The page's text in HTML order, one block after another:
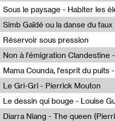
Kanal103
Nastassja Martin
Pierrick Mouton,Simb Gaïdé
Réservoir sous pression
Eden Tinto Collins,Rukku Djinne
Pierrick Mouton
Le Gri-Gri - Pierrick Mouton
Pierrick Mouton
Le dessin qui bouge - Louise
Louise Guégan
Diarra Niang - The queen